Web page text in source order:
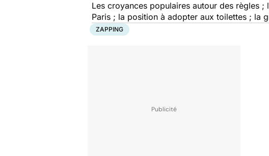
Les croyances populaires autour des règles
Paris ; la position à adopter aux toilettes ; la
ZAPPING